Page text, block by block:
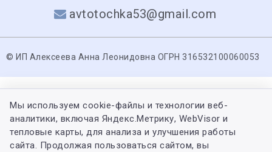
avtotochka53@gmail.com
© ИП Алексеева Анна Леонидовна ОГРН 316532100060053
Мы используем cookie-файлы и технологии веб-
аналитики, включая Яндекс.Метрику, WebVisor и
тепловые карты, для анализа и улучшения работы
сайта. Продолжая пользоваться сайтом, вы